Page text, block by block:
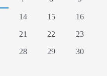
14 15
16
21 22
23
28 29
30